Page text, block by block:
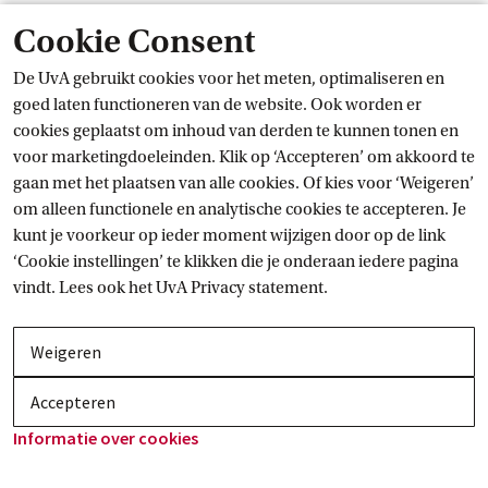
Cookie Consent
De UvA gebruikt cookies voor het meten, optimaliseren en
goed laten functioneren van de website. Ook worden er
cookies geplaatst om inhoud van derden te kunnen tonen en
voor marketingdoeleinden. Klik op ‘Accepteren’ om akkoord te
gaan met het plaatsen van alle cookies. Of kies voor ‘Weigeren’
om alleen functionele en analytische cookies te accepteren. Je
kunt je voorkeur op ieder moment wijzigen door op de link
‘Cookie instellingen’ te klikken die je onderaan iedere pagina
vindt. Lees ook hetUvA Privacy statement.
Weigeren
Accepteren
Informatie over cookies